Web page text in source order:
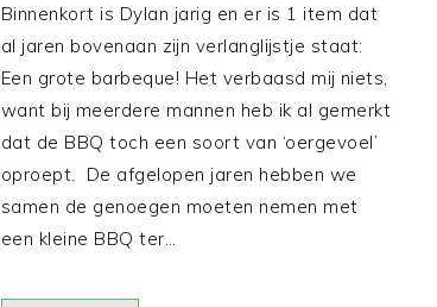
Binnenkort is Dylan jarig en er is 1 item dat
al jaren bovenaan zijn verlanglijstje staat:
Een grote barbeque! Het verbaasd mij niets,
want bij meerdere mannen heb ik al gemerkt
dat de BBQ toch een soort van ‘oergevoel’
oproept. De afgelopen jaren hebben we
samen de genoegen moeten nemen met
een kleine BBQ ter…